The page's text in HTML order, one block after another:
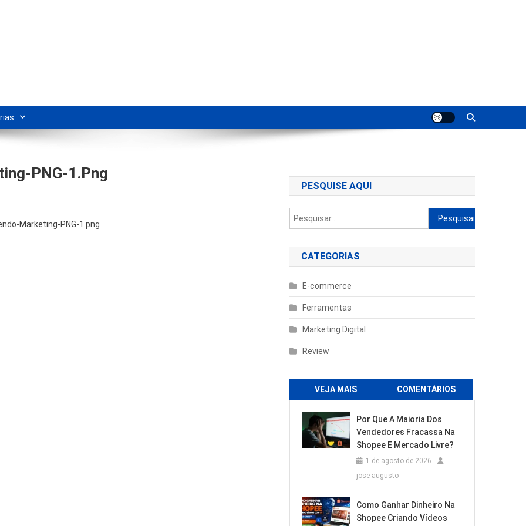
PNG-1.png
Marketing-PNG-1.png
PESQUISE AQUI
Pesquisar
por:
CATEGORIAS
E-commerce
Ferramentas
Marketing Digital
Review
VEJA MAIS COMENTÁRIOS
Por Que A Maioria Dos
Vendedores Fracassa Na
Shopee E Mercado Livre?
1 de agosto de 2026
jose augusto
Como Ganhar Dinheiro Na
Shopee Criando Vídeos